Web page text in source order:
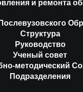
и ремонта
Структура
Руководство
Ученый совет
методический
Подразделения